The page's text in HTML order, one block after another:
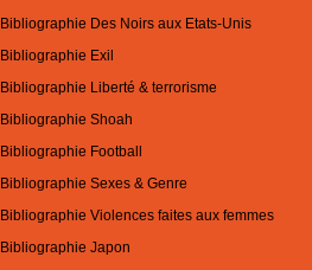
Bibliographie Des Noirs aux Etats-Unis
Bibliographie Exil
Bibliographie Liberté & terrorisme
Bibliographie Shoah
Bibliographie Football
Bibliographie Sexes & Genre
Bibliographie Violences faites aux femmes
Bibliographie Japon